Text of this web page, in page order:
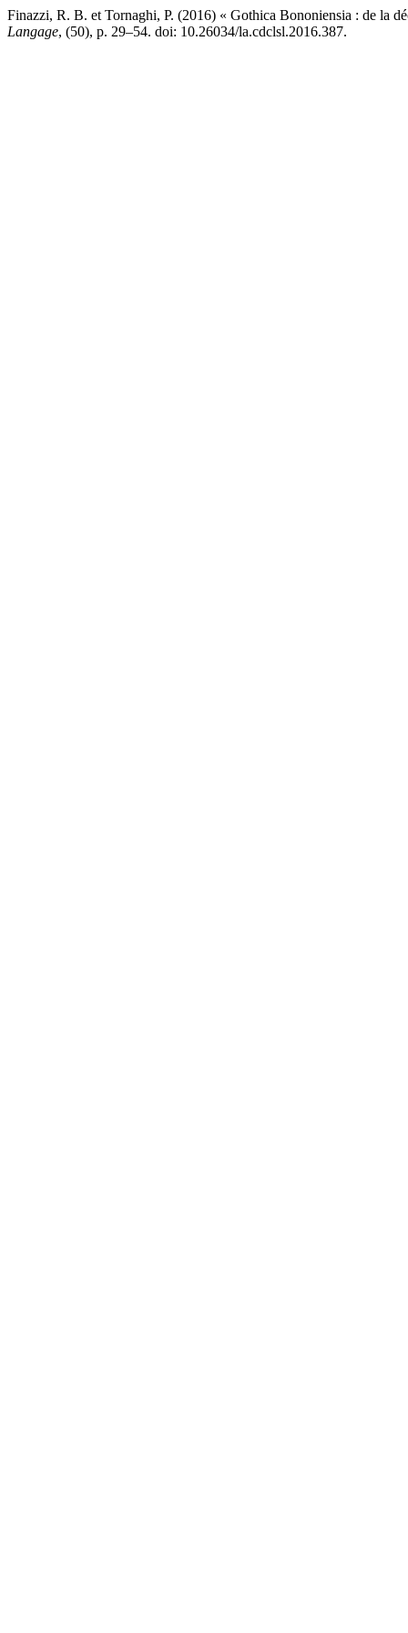
Finazzi, R. B. et Tornaghi, P. (2016) « Gothica Bononiensia : de la
Langage, (50), p. 29–54. doi: 10.26034/la.cdclsl.2016.387.